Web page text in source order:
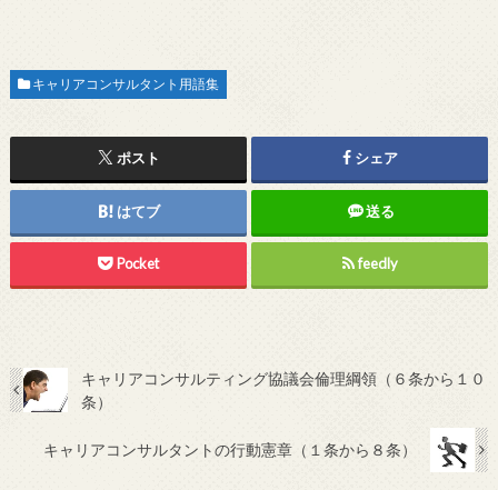
キャリアコンサルタント用語集
ポスト シェア
はてブ 送る
Pocket feedly
キャリアコンサルティング協議会倫理綱領（６条から１０
条）
キャリアコンサルタントの行動憲章（１条から８条）